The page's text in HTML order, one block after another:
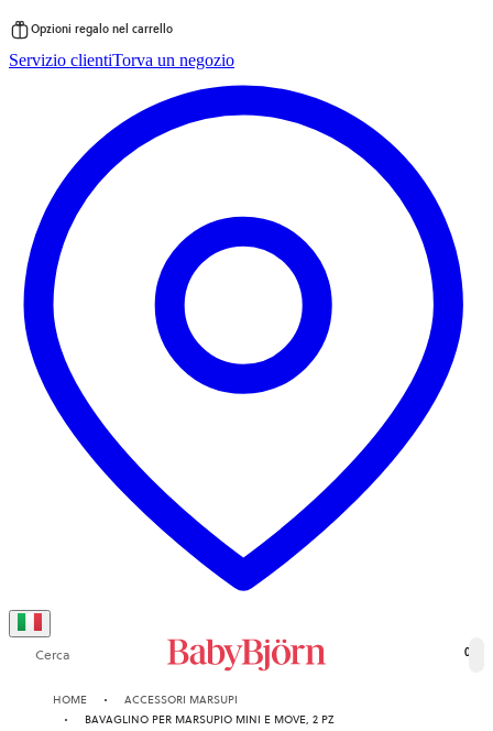
al
Opzioni regalo nel carrello
Servizio clientiTorva un negozio
Cerca 0
HOME
ACCESSORI MARSUPI
BAVAGLINO PER MARSUPIO MINI E MOVE, 2 PZ